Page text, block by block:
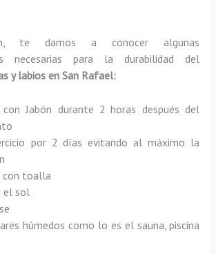
te damos a conocer algunas
necesarias para la durabilidad del
y labios en San Rafael:
Jabón durante 2 horas después del
por 2 días evitando al máximo la
toalla
el sol
húmedos como lo es el sauna, piscina